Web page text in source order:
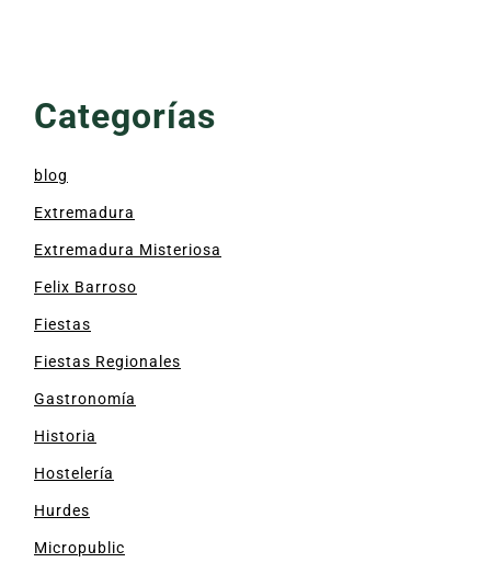
Categorías
blog
Extremadura
Extremadura Misteriosa
Felix Barroso
Fiestas
Fiestas Regionales
Gastronomía
Historia
Hostelería
Hurdes
Micropublic